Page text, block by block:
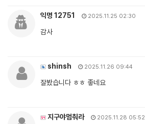
익명 12751 2025.11.25 02:30
감사
shinsh 2025.11.26 09:44
잘봤습니다 ㅎㅎ 좋네요
지구야멈춰라 2025.11.28 05:52